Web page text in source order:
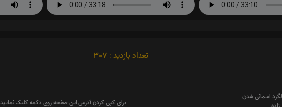
تعداد بازدید : 307
برای کپی کردن آدرس این صفحه روی دکمه کلیک نمایید